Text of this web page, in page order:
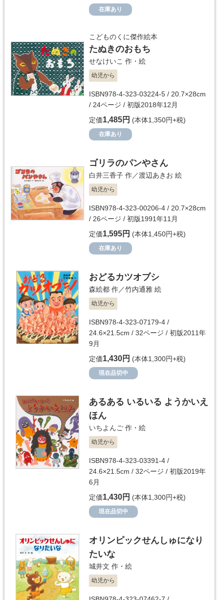
在庫あり
こどものくに傑作絵本
たぬきのおもち
せなけいこ 作・絵
幼児から
ISBN978-4-323-03224-5 / 20.7×28cm
/ 24ページ / 初版2018年12月
定価1,485円 (本体1,350円+税)
在庫あり
ゴリラのパンやさん
白井三香子 作／渡辺あきお 絵
幼児から
ISBN978-4-323-00206-4 / 20.7×28cm
/ 26ページ / 初版1991年11月
定価1,595円 (本体1,450円+税)
在庫あり
おどるカツオブシ
森絵都 作／竹内通雅 絵
幼児から
ISBN978-4-323-07179-4 /
24.6×21.5cm / 32ページ / 初版2011年
9月
定価1,430円 (本体1,300円+税)
現在品切中
あるある いるいる ようかいえ
ほん
いちよんご 作・絵
幼児から
ISBN978-4-323-03391-4 /
24.6×21.5cm / 32ページ / 初版2019年
6月
定価1,430円 (本体1,300円+税)
現在品切中
オリンピックせんしゅになり
たいな
城井文 作・絵
幼児から